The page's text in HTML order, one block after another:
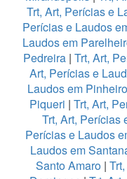
Trt, Art, Perícias e
Perícias e Laudos
Laudos em
Pedreira | Trt, Art,
Art, Perícias e
Laudos em
Piqueri | Trt, Art,
Trt, Art, Perícias
Perícias e Laudos
Laudos em
Santo Amaro |